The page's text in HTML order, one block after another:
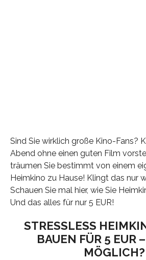
Sind Sie wirklich große Kino-Fans?
Abend ohne einen guten Film
träumen Sie bestimmt von einem
Heimkino zu Hause! Klingt das nur
Schauen Sie mal hier, wie Sie
Und das alles für nur 5 EUR!
STRESSLESS
BAUEN FÜR 5 EUR
MÖGLICH?